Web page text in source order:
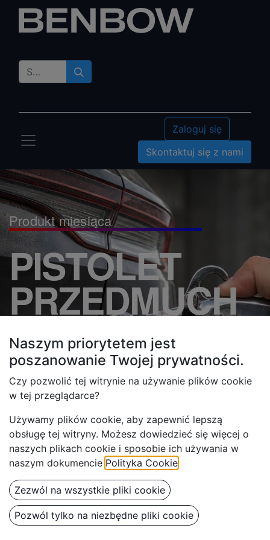
Zaloguj się
Skontaktuj się z nami
Produkt miesiąca
PISTOLET
PRZEDMUCH
OWY
BENBOW 001 Classic
Sprawdź teraz u naszych partnerów
Naszym priorytetem jest
poszanowanie Twojej prywatności.
Czy pozwolić tej witrynie na używanie plików cookie
w tej przeglądarce?
Używamy plików cookie, aby zapewnić lepszą
obsługę tej witryny. Możesz dowiedzieć się więcej o
naszych plikach cookie i sposobie ich używania w
naszym dokumencie Polityka Cookie
Zezwól na wszystkie pliki cookie
Pozwól tylko na niezbędne pliki cookie